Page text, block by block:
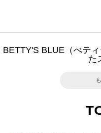
BETTY'S BLUE（べテ
た